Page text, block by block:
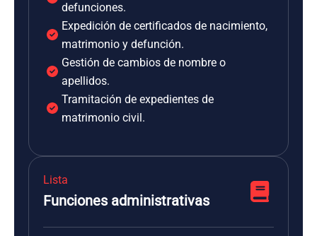
defunciones.
Expedición de certificados de nacimiento,
matrimonio y defunción.
Gestión de cambios de nombre o
apellidos.
Tramitación de expedientes de
matrimonio civil.
Lista
Funciones administrativas